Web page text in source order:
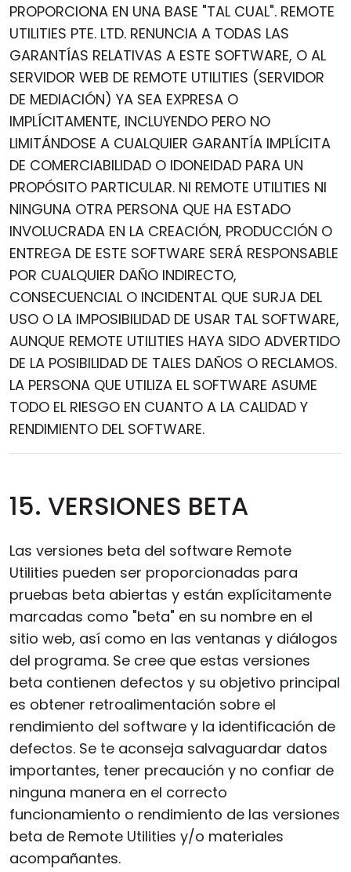
PROPORCIONA EN UNA BASE "TAL CUAL". REMOTE
UTILITIES PTE. LTD. RENUNCIA A TODAS LAS
GARANTÍAS RELATIVAS A ESTE SOFTWARE, O AL
SERVIDOR WEB DE REMOTE UTILITIES (SERVIDOR
DE MEDIACIÓN) YA SEA EXPRESA O
IMPLÍCITAMENTE, INCLUYENDO PERO NO
LIMITÁNDOSE A CUALQUIER GARANTÍA IMPLÍCITA
DE COMERCIABILIDAD O IDONEIDAD PARA UN
PROPÓSITO PARTICULAR. NI REMOTE UTILITIES NI
NINGUNA OTRA PERSONA QUE HA ESTADO
INVOLUCRADA EN LA CREACIÓN, PRODUCCIÓN O
ENTREGA DE ESTE SOFTWARE SERÁ RESPONSABLE
POR CUALQUIER DAÑO INDIRECTO,
CONSECUENCIAL O INCIDENTAL QUE SURJA DEL
USO O LA IMPOSIBILIDAD DE USAR TAL SOFTWARE,
AUNQUE REMOTE UTILITIES HAYA SIDO ADVERTIDO
DE LA POSIBILIDAD DE TALES DAÑOS O RECLAMOS.
LA PERSONA QUE UTILIZA EL SOFTWARE ASUME
TODO EL RIESGO EN CUANTO A LA CALIDAD Y
RENDIMIENTO DEL SOFTWARE.
15. VERSIONES BETA
Las versiones beta del software Remote
Utilities pueden ser proporcionadas para
pruebas beta abiertas y están explícitamente
marcadas como "beta" en su nombre en el
sitio web, así como en las ventanas y diálogos
del programa. Se cree que estas versiones
beta contienen defectos y su objetivo principal
es obtener retroalimentación sobre el
rendimiento del software y la identificación de
defectos. Se te aconseja salvaguardar datos
importantes, tener precaución y no confiar de
ninguna manera en el correcto
funcionamiento o rendimiento de las versiones
beta de Remote Utilities y/o materiales
acompañantes.